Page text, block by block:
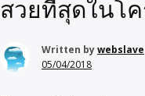
สวยที่สุดในโค
Written bywebslave
05/04/2018